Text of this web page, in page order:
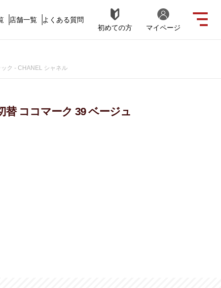
店舗一覧
よくある質問
初めての方
マイページ
ク - CHANEL シャネル
替 ココマーク 39 ベージュ